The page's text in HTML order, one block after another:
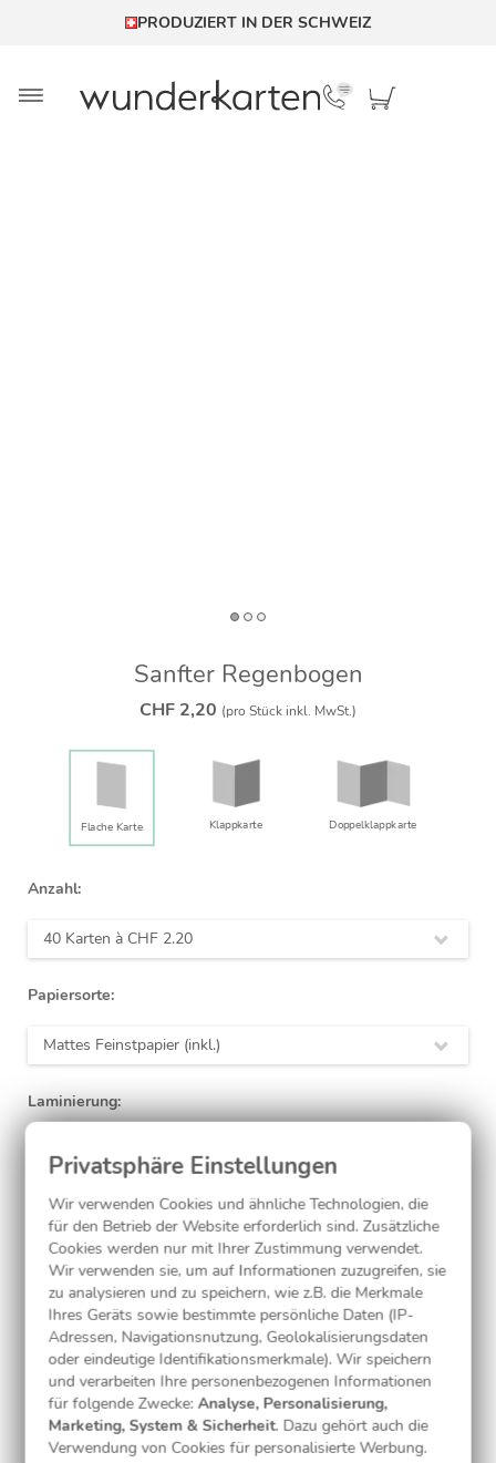
PRODUZIERT IN DER SCHWEIZ
Sanfter Regenbogen
CHF 2,20 (pro Stück inkl. MwSt.)
Flache Karte Klappkarte Doppelklapp­karte
Anzahl:
40 Karten à CHF 2.20
Papiersorte:
Mattes Feinstpapier (inkl.)
Laminierung:
ohne
Jetzt gestalten
Kostenlose Musterkarte
Wir verwenden Cookies und ähnliche Technologien, die
für den Betrieb der Website erforderlich sind. Zusätzliche
Cookies werden nur mit Ihrer Zustimmung verwendet.
Wir verwenden sie, um auf Informationen zuzugreifen, sie
zu analysieren und zu speichern, wie z.B. die Merkmale
Ihres Geräts sowie bestimmte persönliche Daten (IP-
Adressen, Navigationsnutzung, Geolokalisierungsdaten
oder eindeutige Identifikationsmerkmale). Wir speichern
und verarbeiten Ihre personenbezogenen Informationen
für folgende Zwecke:Analyse, Personalisierung,
Marketing, System & Sicherheit. Dazu gehört auch die
Verwendung von Cookies für personalisierte Werbung.